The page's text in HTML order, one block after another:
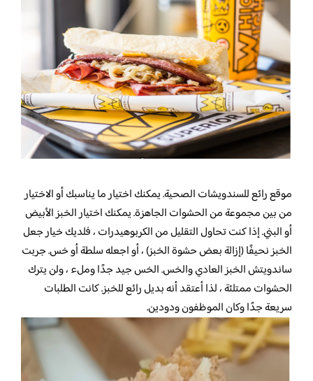
موقع رائع للسندويشات الصحية. يمكنك اختيار ما يناسبك أو الاختيار
من بين مجموعة من الحشوات الجاهزة. يمكنك اختيار الخبز الأبيض
أو البني. إذا كنت تحاول التقليل من الكربوهيدرات ، فلديك خيار جعل
الخبز نحيفًا (إزالة بعض حشوة الخبز) ، أو اجعله سلطة أو خس. جربت
ساندويتش الخبز العادي والخس. الخس جيد جدًا وملء ، ولن يترك
الحشوات ممتلئة ، لذا أعتقد أنه بديل رائع للخبز. كانت الطلبات
سريعة جدًا وكان الموظفون ودودين.